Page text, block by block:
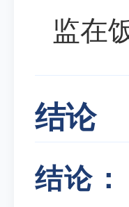
监在
结论
结论：